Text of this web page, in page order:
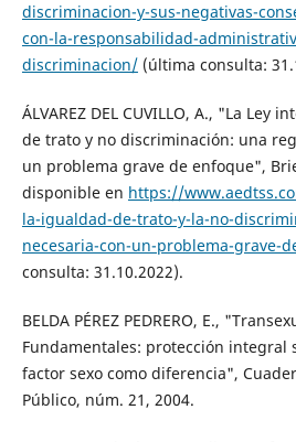
discriminacion-y-sus-negativas-
con-la-responsabilidad-
discriminacion/(última consulta:
ÁLVAREZ DEL CUVILLO, A., "La Ley
de trato y no discriminación: una
un problema grave de enfoque",
disponible en https://
la-igualdad-de-trato-y-la-no-
necesaria-con-un-problema-grave-
consulta: 31.10.2022).
BELDA PÉREZ PEDRERO, E.,
Fundamentales: protección integral
factor sexo como diferencia",
Público, núm. 21, 2004.